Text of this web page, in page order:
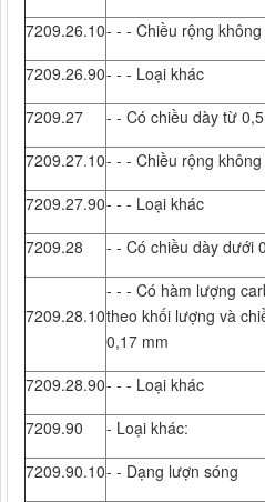
7209.26.10- - - Chiều rộng
7209.26.90- - - Loại khác
7209.27
- - Có chiều dày từ
7209.27.10- - - Chiều rộng
7209.27.90- - - Loại khác
7209.28
- - Có chiều dày dưới
7209.28.10
- - - Có hàm lượng
theo khối lượng và
0,17 mm
7209.28.90- - - Loại khác
7209.90
- Loại khác:
7209.90.10- - Dạng lượn sóng